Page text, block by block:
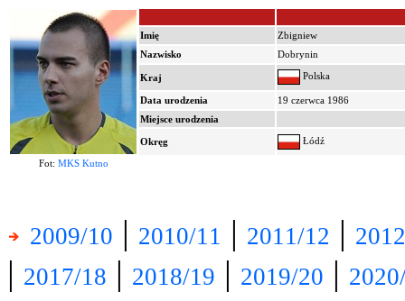
Imię
Zbigniew
Nazwisko
Dobrynin
Kraj Polska
Data urodzenia
19 czerwca 1986
Miejsce urodzenia
Okręg Łódź
Fot: MKS Kutno
2009/10 | 2010/11 | 2011/12 |
| 2017/18 | 2018/19 | 2019/20 |